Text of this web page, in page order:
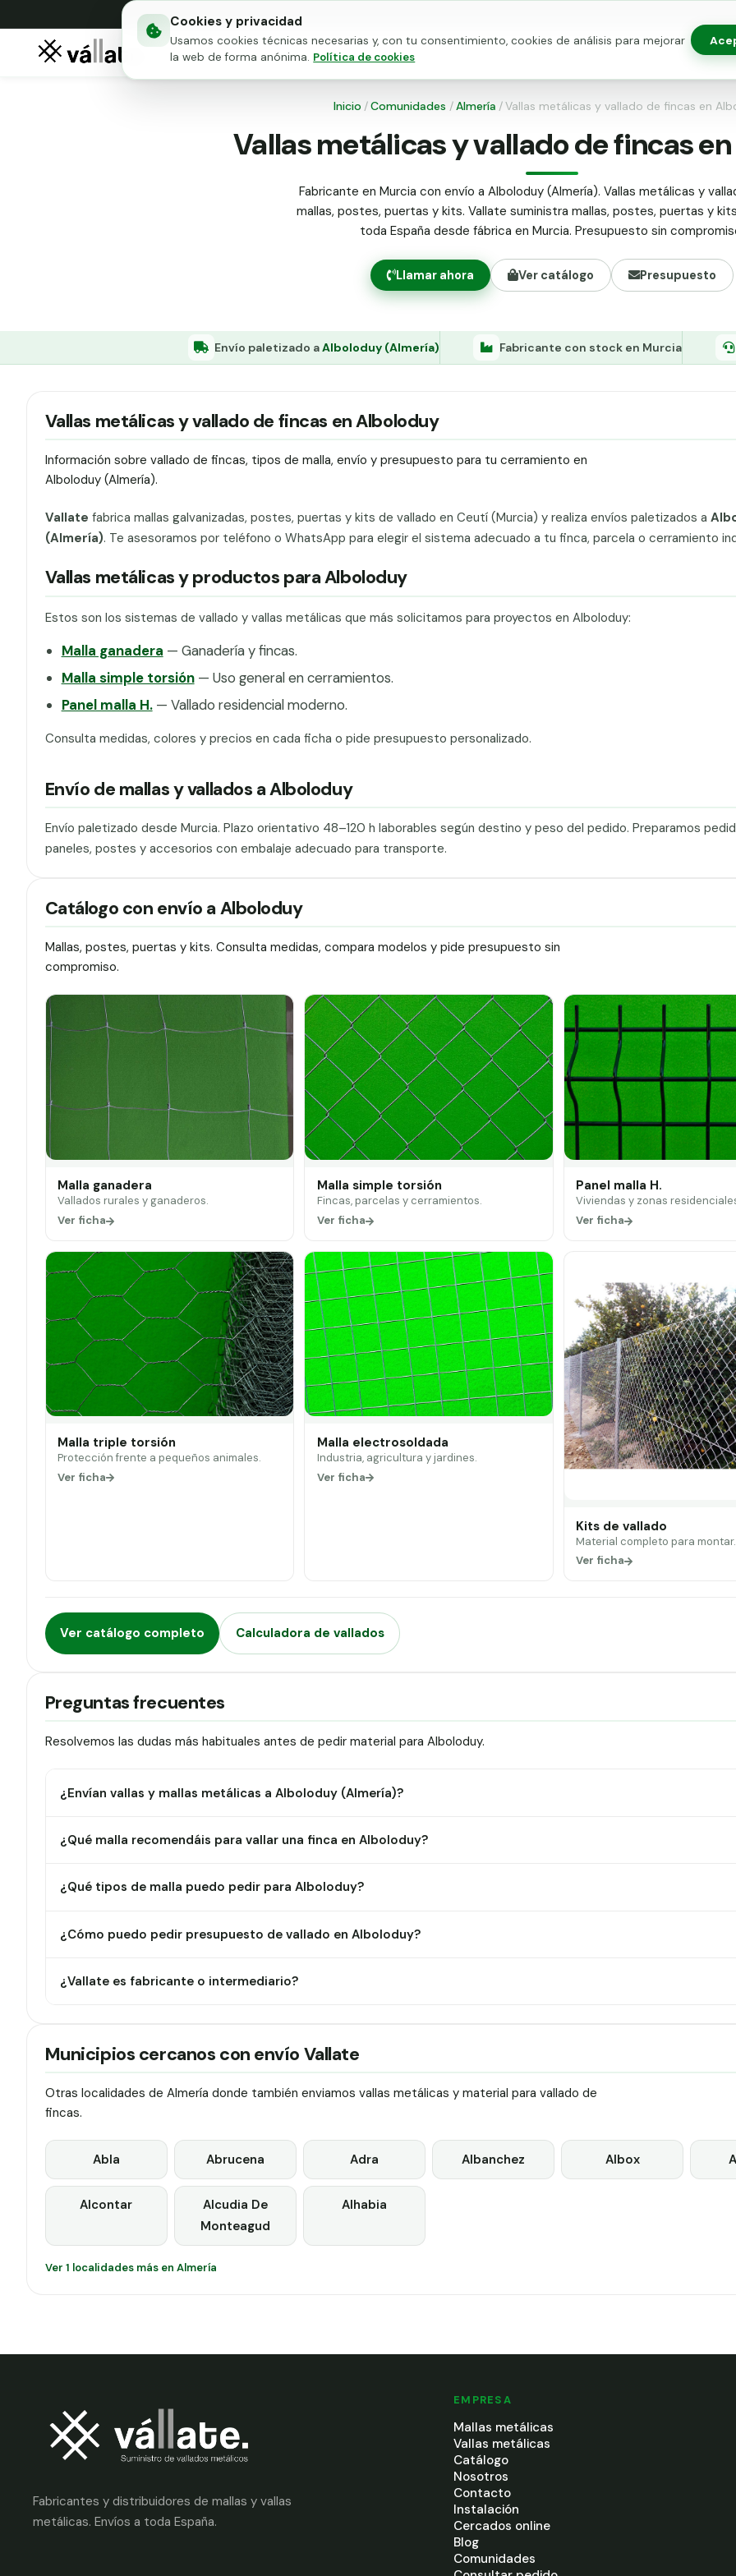
Cookies y privacidad
Usamos cookies técnicas necesarias y, con tu consentimiento, cookies de análisis para mejorar
la web de forma anónima. Política de cookies
Mallas metálicas
Puertas para vallado
Inicio /Comunidades /Almería /Vallas metálicas y vallado de fincas en
Vallas metálicas y vallado de fincas
Fabricante en Murcia con envío a Alboloduy (Almería). Vallas metálicas y
mallas, postes, puertas y kits. Vallate suministra mallas, postes, puertas y
toda España desde fábrica en Murcia. Presupuesto sin
Llamar ahora Ver catálogo Presupuesto
Envío paletizado aAlboloduy (Almería) Fabricante con stock en Murcia
Vallas metálicas y vallado de fincas en Alboloduy
Información sobre vallado de fincas, tipos de malla, envío y presupuesto para tu cerramiento en
Alboloduy (Almería).
Vallate fabrica mallas galvanizadas, postes, puertas y kits de vallado en Ceutí (Murcia) y realiza envíos paletizados a
(Almería). Te asesoramos por teléfono o WhatsApp para elegir el sistema adecuado a tu finca, parcela o cerramiento
Vallas metálicas y productos para Alboloduy
Estos son los sistemas de vallado y vallas metálicas que más solicitamos para proyectos en Alboloduy:
Malla ganadera — Ganadería y fincas.
Malla simple torsión— Uso general en cerramientos.
Panel malla H.— Vallado residencial moderno.
Consulta medidas, colores y precios en cada ficha o pide presupuesto personalizado.
Envío de mallas y vallados a Alboloduy
Envío paletizado desde Murcia. Plazo orientativo 48–120 h laborables según destino y peso del pedido. Preparamos
paneles, postes y accesorios con embalaje adecuado para transporte.
Catálogo con envío a Alboloduy
Mallas, postes, puertas y kits. Consulta medidas, compara modelos y pide presupuesto sin
compromiso.
Malla ganadera
Vallados rurales y ganaderos.
Ver ficha
Malla simple torsión
Fincas, parcelas y cerramientos.
Ver ficha
Panel malla H.
Viviendas y zonas
Ver ficha
Malla triple torsión
Protección frente a pequeños animales.
Ver ficha
Malla electrosoldada
Industria, agricultura y jardines.
Ver ficha
Kits de vallado
Material completo para montar.
Ver ficha
Ver catálogo completo Calculadora de vallados
Preguntas frecuentes
Resolvemos las dudas más habituales antes de pedir material para Alboloduy.
¿Envían vallas y mallas metálicas a Alboloduy (Almería)?
¿Qué malla recomendáis para vallar una finca en Alboloduy?
¿Qué tipos de malla puedo pedir para Alboloduy?
¿Cómo puedo pedir presupuesto de vallado en Alboloduy?
¿Vallate es fabricante o intermediario?
Municipios cercanos con envío Vallate
Otras localidades de Almería donde también enviamos vallas metálicas y material para vallado de
fincas.
Abla Abrucena Adra Albanchez Albox
Alcontar
Alcudia De
Monteagud
Alhabia
Ver 1 localidades más en Almería
Fabricantes y distribuidores de mallas y vallas
metálicas. Envíos a toda España.
EMPRESA
Mallas metálicas
Vallas metálicas
Catálogo
Nosotros
Contacto
Instalación
Cercados online
Blog
Comunidades